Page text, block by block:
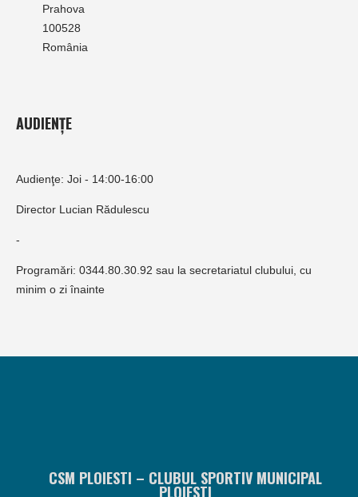
Prahova
100528
România
AUDIENȚE
Audienţe: Joi - 14:00-16:00
Director Lucian Rădulescu
-
Programări: 0344.80.30.92 sau la secretariatul clubului, cu
minim o zi înainte
CSM PLOIESTI – CLUBUL SPORTIV MUNICIPAL
PLOIESTI